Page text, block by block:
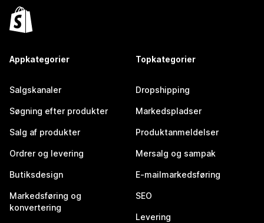
Appkategorier
Salgskanaler
Søgning efter produkter
Salg af produkter
Ordrer og levering
Butiksdesign
Markedsføring og
konvertering
Topkategorier
Dropshipping
Markedspladser
Produktanmeldelser
Mersalg og sampak
E-mailmarkedsføring
SEO
Levering